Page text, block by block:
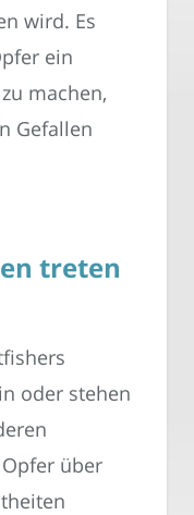
wird. Es
ein
machen,
Gefallen
treten
oder stehen
über